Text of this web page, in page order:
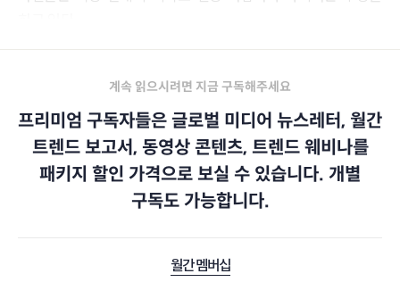
계속 읽으시려면 지금 구독해주세요
프리미엄 구독자들은 글로벌 미디어 뉴스레터, 월간
트렌드 보고서, 동영상 콘텐츠, 트렌드 웨비나를
패키지 할인 가격으로 보실 수 있습니다. 개별
구독도 가능합니다.
월간 멤버십